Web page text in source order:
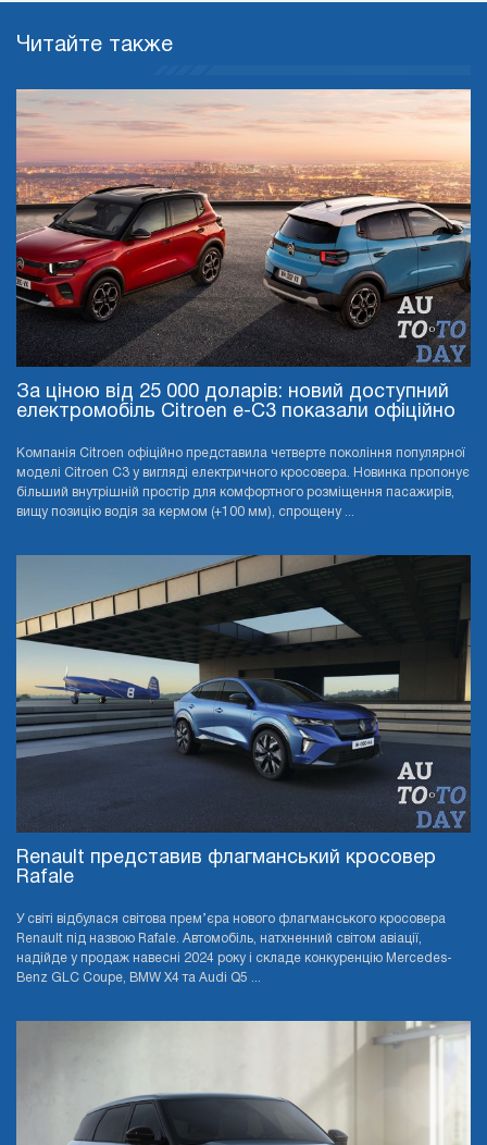
Читайте также
За ціною від 25 000 доларів: новий доступний
електромобіль Citroen e-C3 показали офіційно
Компанія Citroen офіційно представила четверте покоління популярної
моделі Citroen C3 у вигляді електричного кросовера. Новинка пропонує
більший внутрішній простір для комфортного розміщення пасажирів,
вищу позицію водія за кермом (+100 мм), спрощену ...
Renault представив флагманський кросовер
Rafale
У світі відбулася світова прем’єра нового флагманського кросовера
Renault під назвою Rafale. Автомобіль, натхненний світом авіації,
надійде у продаж навесні 2024 року і складе конкуренцію Mercedes-
Benz GLC Coupe, BMW X4 та Audi Q5 ...